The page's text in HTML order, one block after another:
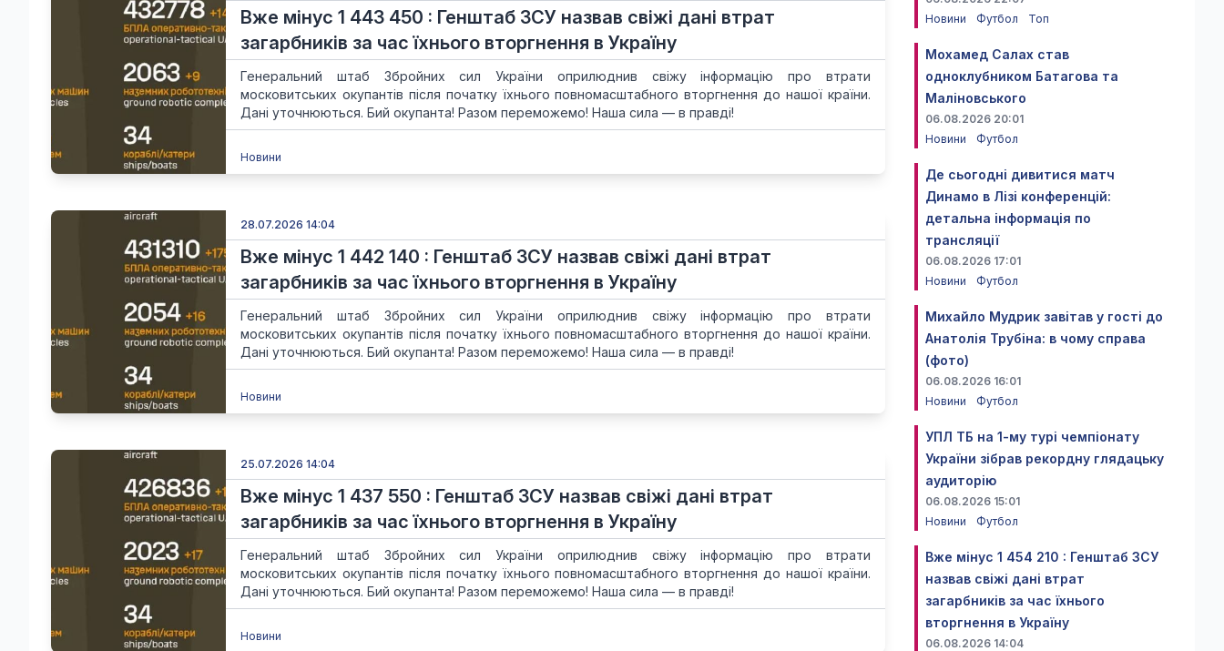
Вже мінус 1 443 450 : Генштаб ЗСУ назвав свіжі дані втрат
загарбників за час їхнього вторгнення в Україну
Генеральний штаб Збройних сил України оприлюднив свіжу інформацію про втрати
московитських окупантів після початку їхнього повномасштабного вторгнення до нашої країни.
Дані уточнюються. Бий окупанта! Разом переможемо! Наша сила — в правді!
Новини
28.07.2026 14:04
Вже мінус 1 442 140 : Генштаб ЗСУ назвав свіжі дані втрат
загарбників за час їхнього вторгнення в Україну
Генеральний штаб Збройних сил України оприлюднив свіжу інформацію про втрати
московитських окупантів після початку їхнього повномасштабного вторгнення до нашої країни.
Дані уточнюються. Бий окупанта! Разом переможемо! Наша сила — в правді!
Новини
25.07.2026 14:04
Вже мінус 1 437 550 : Генштаб ЗСУ назвав свіжі дані втрат
загарбників за час їхнього вторгнення в Україну
Генеральний штаб Збройних сил України оприлюднив свіжу інформацію про втрати
московитських окупантів після початку їхнього повномасштабного вторгнення до нашої країни.
Дані уточнюються. Бий окупанта! Разом переможемо! Наша сила — в правді!
Новини
Новини
Футбол Топ
Мохамед Салах став
одноклубником Батагова та
Маліновського
06.08.2026 20:01
Новини
Футбол
Де сьогодні дивитися матч
Динамо в Лізі конференцій:
детальна інформація по
трансляції
06.08.2026 17:01
Новини
Футбол
Михайло Мудрик завітав у гості до
Анатолія Трубіна: в чому справа
(фото)
06.08.2026 16:01
Новини
Футбол
УПЛ ТБ на 1-му турі чемпіонату
України зібрав рекордну глядацьку
аудиторію
06.08.2026 15:01
Новини
Футбол
Вже мінус 1 454 210 : Генштаб ЗСУ
назвав свіжі дані втрат
загарбників за час їхнього
вторгнення в Україну
06.08.2026 14:04